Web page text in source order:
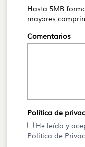
Hasta 5MB
mayores
Comentarios
Política de
He leído y
Política de